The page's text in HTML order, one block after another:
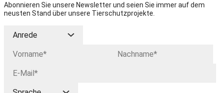
Abonnieren Sie unsere Newsletter und seien Sie immer auf dem
neusten Stand über unsere Tierschutzprojekte.